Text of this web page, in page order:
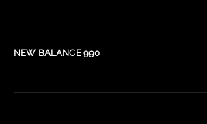
NEW BALANCE 990